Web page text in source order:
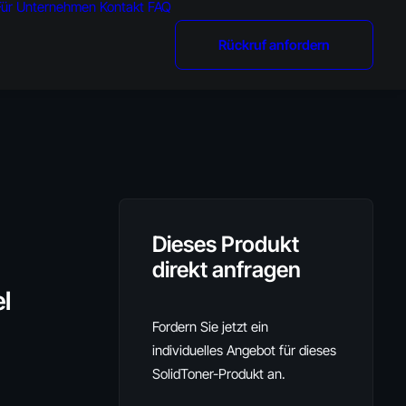
Unternehmen Kontakt FAQ
Rückruf anfordern
Dieses Produkt
direkt anfragen
Fordern Sie jetzt ein
individuelles Angebot für dieses
SolidToner-Produkt an.